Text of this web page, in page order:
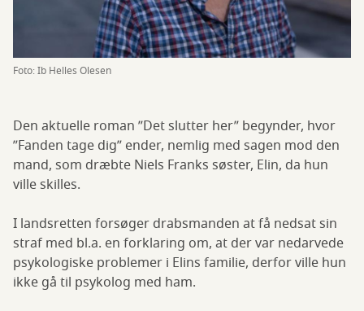
Foto: Ib Helles Olesen
Den aktuelle roman ”Det slutter her” begynder, hvor
”Fanden tage dig” ender, nemlig med sagen mod den
mand, som dræbte Niels Franks søster, Elin, da hun
ville skilles.
I landsretten forsøger drabsmanden at få nedsat sin
straf med bl.a. en forklaring om, at der var nedarvede
psykologiske problemer i Elins familie, derfor ville hun
ikke gå til psykolog med ham.